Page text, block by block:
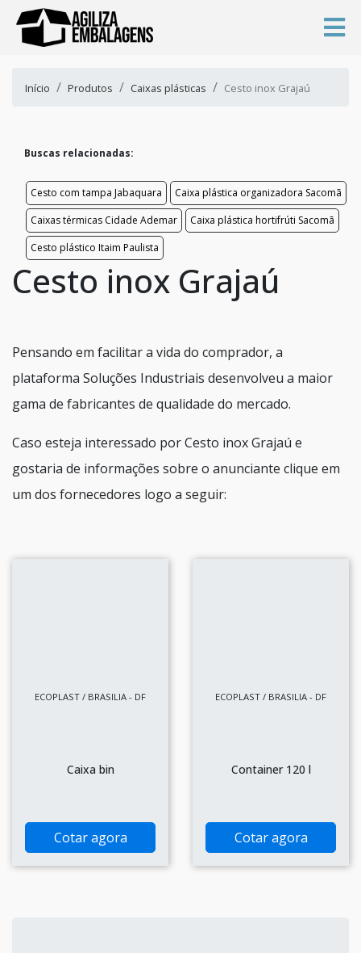
Início Produtos Caixas plásticas Cesto inox Grajaú
Buscas relacionadas:
Cesto com tampa Jabaquara
Caixa plástica organizadora Sacomã
Caixas térmicas Cidade Ademar
Caixa plástica hortifrúti Sacomã
Cesto plástico Itaim Paulista
Cesto inox Grajaú
Pensando em facilitar a vida do comprador, a
plataforma Soluções Industriais desenvolveu a maior
gama de fabricantes de qualidade do mercado.
Caso esteja interessado por Cesto inox Grajaú e
gostaria de informações sobre o anunciante clique em
um dos fornecedores logo a seguir:
ECOPLAST / BRASILIA - DF
Caixa bin
Cotar agora
ECOPLAST / BRASILIA - DF
Container 120 l
Cotar agora